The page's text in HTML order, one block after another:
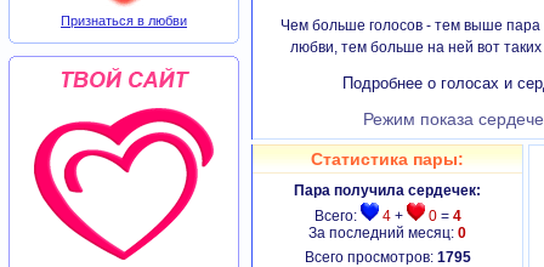
Признаться в любви
Чем больше голосов - тем выше пара
любви, тем больше на ней вот таких
Подробнее о голосах и
Режим показа
Статистика пары:
Пара получила сердечек:
Всего:
4+ 0= 4
За последний месяц: 0
Всего просмотров: 1795